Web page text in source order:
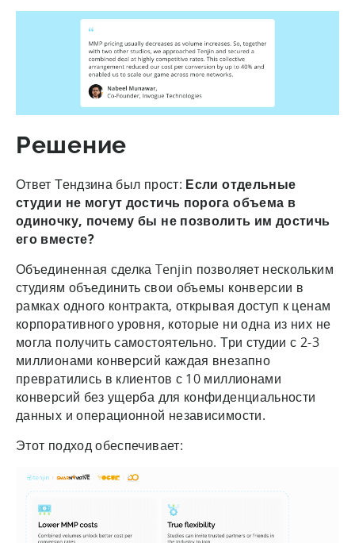
Решение
Ответ Тендзина был прост: Если отдельные
студии не могут достичь порога объема в
одиночку, почему бы не позволить им достичь
его вместе?
Объединенная сделка Tenjin позволяет нескольким
студиям объединить свои объемы конверсии в
рамках одного контракта, открывая доступ к ценам
корпоративного уровня, которые ни одна из них не
могла получить самостоятельно. Три студии с 2-3
миллионами конверсий каждая внезапно
превратились в клиентов с 10 миллионами
конверсий без ущерба для конфиденциальности
данных и операционной независимости.
Этот подход обеспечивает: